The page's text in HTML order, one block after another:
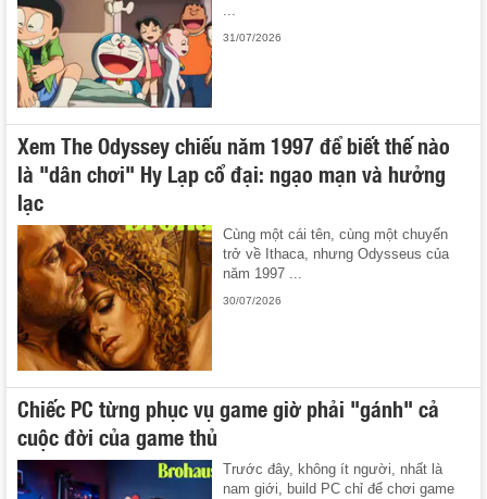
31/07/2026
Xem The Odyssey chiếu năm 1997 để biết thế nào
là "dân chơi" Hy Lạp cổ đại: ngạo mạn và hưởng
lạc
Cùng một cái tên, cùng một chuyến
trở về Ithaca, nhưng Odysseus của
năm 1997 ...
30/07/2026
Chiếc PC từng phục vụ game giờ phải "gánh" cả
cuộc đời của game thủ
Trước đây, không ít người, nhất là
nam giới, build PC chỉ để chơi game